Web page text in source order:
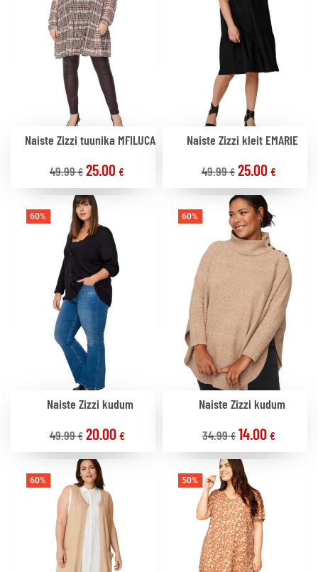
Naiste Zizzi tuunika MFILUCA
49.99€ 25.00 €
Naiste Zizzi kleit EMARIE
49.99€ 25.00 €
60%
Naiste Zizzi kudum
49.99€ 20.00 €
60%
Naiste Zizzi kudum
34.99€ 14.00 €
60% 50%